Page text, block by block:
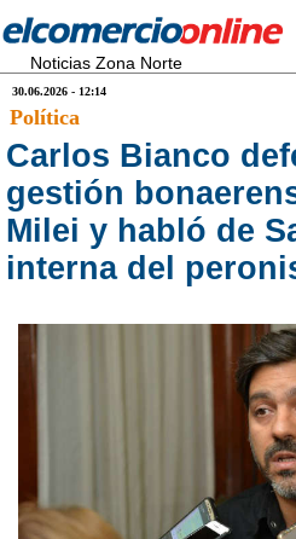
Noticias Zona Norte
30.06.2026 - 12:14
Política
Carlos Bianco
gestión
Milei y habló de
interna del